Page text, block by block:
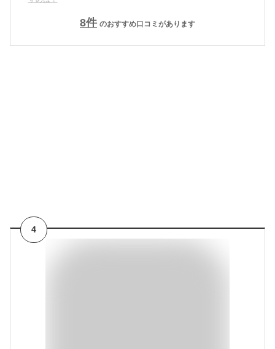
8件 のおすすめ口コミがあります
4